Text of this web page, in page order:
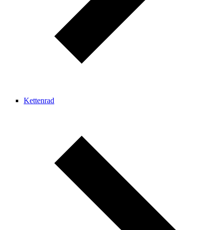
Kettenrad